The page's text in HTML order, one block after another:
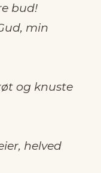
bud!
min
og knuste
helved